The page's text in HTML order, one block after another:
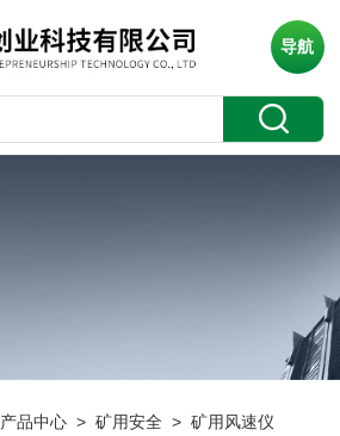
导航
产品中心 >矿用安全 > 矿用风速仪